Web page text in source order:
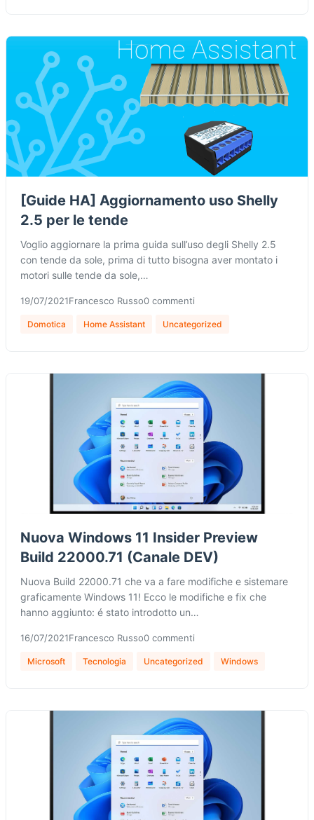
[Guide HA] Aggiornamento uso Shelly
2.5 per le tende
Voglio aggiornare la prima guida sull’uso degli Shelly 2.5
con tende da sole, prima di tutto bisogna aver montato i
motori sulle tende da sole,…
19/07/2021Francesco Russo0 commenti
Domotica Home Assistant Uncategorized
Nuova Windows 11 Insider Preview
Build 22000.71 (Canale DEV)
Nuova Build 22000.71 che va a fare modifiche e sistemare
graficamente Windows 11! Ecco le modifiche e fix che
hanno aggiunto: é stato introdotto un…
16/07/2021Francesco Russo0 commenti
Microsoft Tecnologia Uncategorized Windows